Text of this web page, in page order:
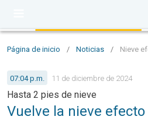
Página de inicio / Noticias / Nieve
07:04 p.m. 11 de diciembre de 2024
Hasta 2 pies de nieve
Vuelve la nieve